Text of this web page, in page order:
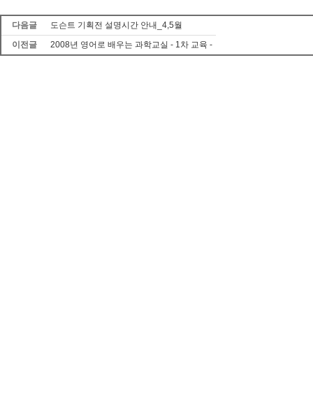
다음글
도슨트 기획전 설명시간 안내_4,5월
이전글
2008년 영어로 배우는 과학교실 - 1차 교육 -